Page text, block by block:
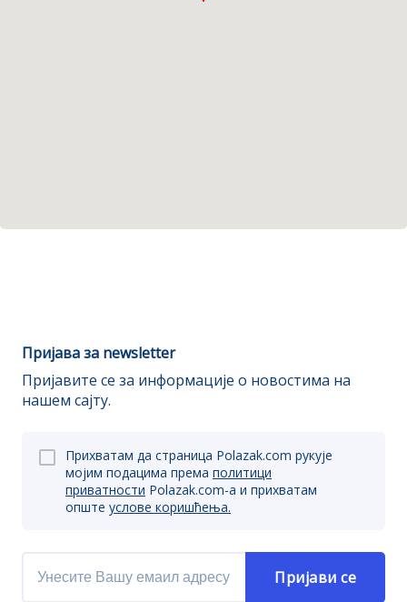
Пријава за newsletter
Пријавите се за информације о новостима на
нашем сајту.
Прихватам да страница Polazak.com рукује
мојим подацима према политици
приватности Polazak.com-a и прихватам
опште услове коришћења.
Пријави се